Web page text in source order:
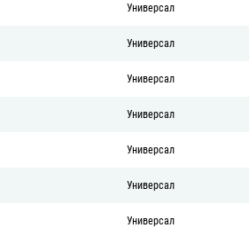
Универсал
Универсал
Универсал
Универсал
Универсал
Универсал
Универсал